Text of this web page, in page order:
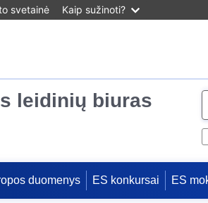
svetainė Kaip sužinoti?
leidinių biuras
e
duomenys ES konkursai ES